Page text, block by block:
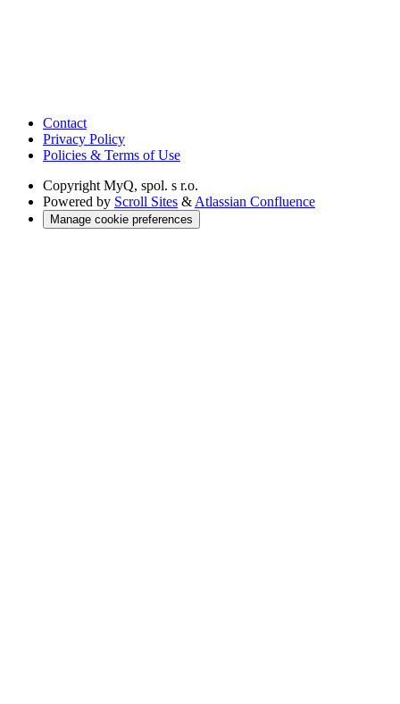
Contact
Privacy Policy
Policies & Terms of Use
Copyright MyQ, spol. s r.o.
Powered by Scroll Sites & Atlassian Confluence
Manage cookie preferences